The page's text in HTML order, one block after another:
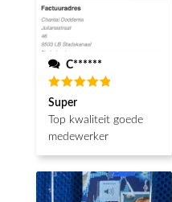
C******
Waardering
5uit 5
Super
Top kwaliteit goede
medewerker